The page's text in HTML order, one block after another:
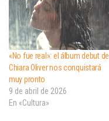
«No fue real»: el álbum debut de
Chiara Oliver nos conquistará
muy pronto
9 de abril de 2026
En «Cultura»